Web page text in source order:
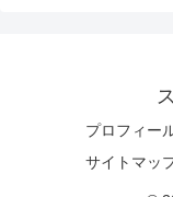
プロフィー
サイトマッ